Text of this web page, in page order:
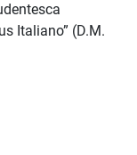
Italiano” (D.M.